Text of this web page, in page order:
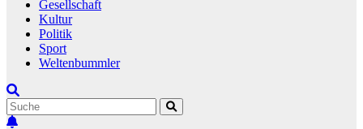
Gesellschaft
Kultur
Politik
Sport
Weltenbummler